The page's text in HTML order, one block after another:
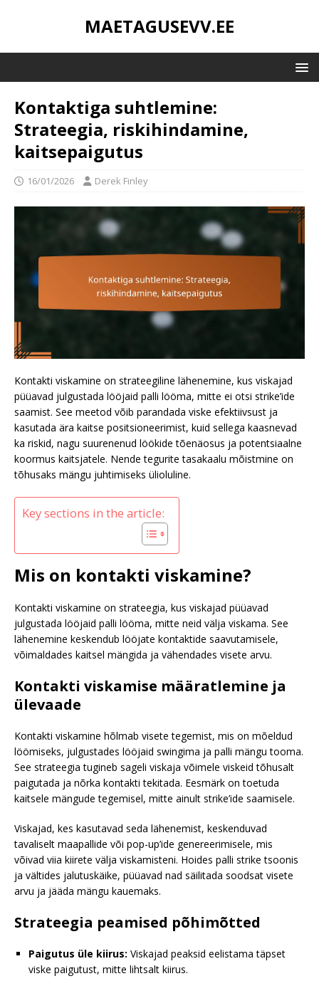
MAETAGUSEVV.EE
Kontaktiga suhtlemine:
Strateegia, riskihindamine,
kaitsepaigutus
16/01/2026 Derek Finley
Kontakti viskamine on strateegiline lähenemine, kus viskajad
püüavad julgustada lööjaid palli lööma, mitte ei otsi strike’ide
saamist. See meetod võib parandada viske efektiivsust ja
kasutada ära kaitse positsioneerimist, kuid sellega kaasnevad
ka riskid, nagu suurenenud löökide tõenäosus ja potentsiaalne
koormus kaitsjatele. Nende tegurite tasakaalu mõistmine on
tõhusaks mängu juhtimiseks ülioluline.
Key sections in the article:
Mis on kontakti viskamine?
Kontakti viskamine on strateegia, kus viskajad püüavad
julgustada lööjaid palli lööma, mitte neid välja viskama. See
lähenemine keskendub lööjate kontaktide saavutamisele,
võimaldades kaitsel mängida ja vähendades visete arvu.
Kontakti viskamise määratlemine ja
ülevaade
Kontakti viskamine hõlmab visete tegemist, mis on mõeldud
löömiseks, julgustades lööjaid swingima ja palli mängu tooma.
See strateegia tugineb sageli viskaja võimele viskeid tõhusalt
paigutada ja nõrka kontakti tekitada. Eesmärk on toetuda
kaitsele mängude tegemisel, mitte ainult strike’ide saamisele.
Viskajad, kes kasutavad seda lähenemist, keskenduvad
tavaliselt maapallide või pop-up’ide genereerimisele, mis
võivad viia kiirete välja viskamisteni. Hoides palli strike tsoonis
ja vältides jalutuskäike, püüavad nad säilitada soodsat visete
arvu ja jääda mängu kauemaks.
Strateegia peamised põhimõtted
Paigutus üle kiirus: Viskajad peaksid eelistama täpset
viske paigutust, mitte lihtsalt kiirus.